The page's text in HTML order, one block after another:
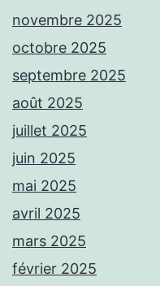
novembre 2025
octobre 2025
septembre 2025
août 2025
juillet 2025
juin 2025
mai 2025
avril 2025
mars 2025
février 2025